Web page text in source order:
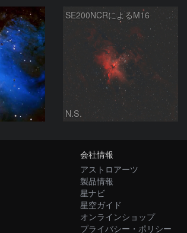
SE200NCRによるM16
N.S.
会社情報
アストロアーツ
製品情報
星ナビ
星空ガイド
オンラインショップ
プライバシー・ポリシー